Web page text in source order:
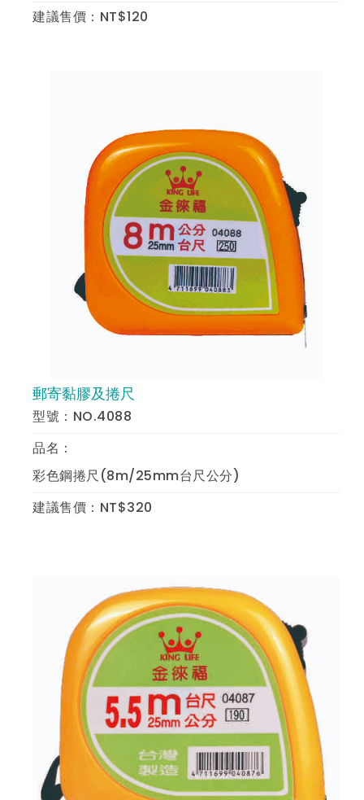
建議售價：NT$120
郵寄黏膠及捲尺
型號：NO.4088
品名：
彩色鋼捲尺(8m/25mm台尺公分)
建議售價：NT$320